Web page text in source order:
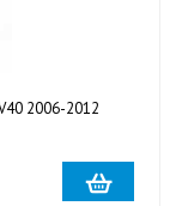
2006-2012